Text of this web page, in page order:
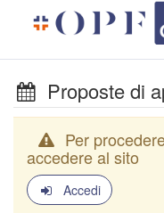
Proposte di
Per
accedere al sito
Accedi